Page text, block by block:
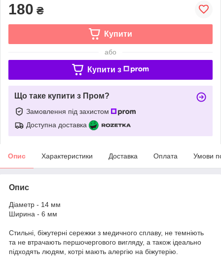
180 ₴
Купити
або
Купити з
Що таке купити з Пром?
Замовлення під захистом
Доступна доставка
Опис Характеристики Доставка Оплата Умови
Опис
Діаметр - 14 мм
Ширина - 6 мм
Стильні, біжутерні сережки з медичного сплаву, не темніють
та не втрачають першочергового вигляду, а також ідеально
підходять людям, котрі мають алергію на біжутерію.